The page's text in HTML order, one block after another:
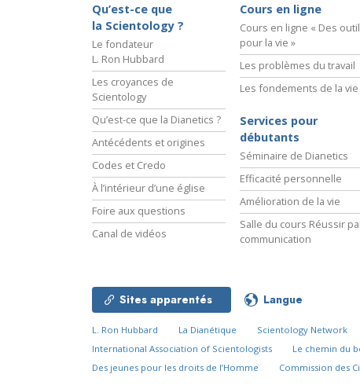
Qu’est-ce que
la Scientology ?
Le fondateur
L. Ron Hubbard
Les croyances de
Scientology
Qu’est-ce que la Dianetics ?
Antécédents et origines
Codes et Credo
À l’intérieur d’une église
Foire aux questions
Canal de vidéos
Cours en ligne
Cours en ligne « Des
pour la vie »
Les problèmes du travail
Les fondements de la vie
Services pour
débutants
Séminaire de Dianetics
Efficacité personnelle
Amélioration de la vie
Salle du cours Réussir
communication
Sites apparentés Langue
L. Ron Hubbard La Dianétique Scientology Network
International Association of Scientologists
Le chemin du
Des jeunes pour les droits de l’Homme
Commission des